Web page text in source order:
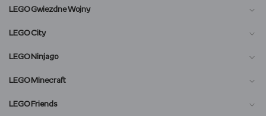
LEGO Gwiezdne Wojny
LEGO City
LEGO Ninjago
LEGO Minecraft
LEGO Friends